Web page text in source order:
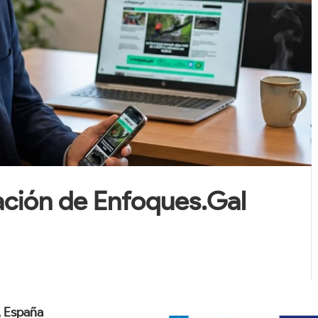
de Enfoques.Gal